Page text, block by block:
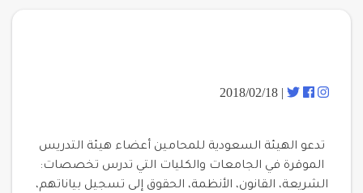
| 2018/02/18
تدعو الهيئة السعودية للمحامين أعضاء هيئة التدريس
الموقرة في الجامعات والكليات التي تدرس تخصصات:
الشريعة، القانون، الأنظمة، الحقوق إلى تسجيل بياناتهم،